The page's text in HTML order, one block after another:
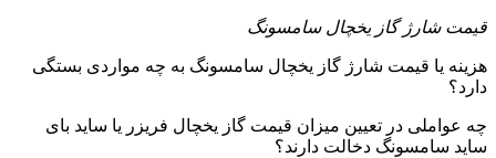
قیمت شارژ گاز یخچال سامسونگ
هزینه یا قیمت شارژ گاز یخچال سامسونگ به چه مواردی بستگی
دارد؟
چه عواملی در تعیین میزان قیمت گاز یخچال فریزر یا ساید بای
ساید سامسونگ دخالت دارند؟